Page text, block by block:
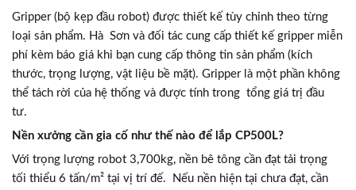
Gripper (bộ kẹp đầu robot) được thiết kế tùy chỉnh theo từng
loại sản phẩm. Hà Sơn và đối tác cung cấp thiết kế gripper miễn
phí kèm báo giá khi bạn cung cấp thông tin sản phẩm (kích
thước, trọng lượng, vật liệu bề mặt). Gripper là một phần không
thể tách rời của hệ thống và được tính trong tổng giá trị đầu
tư.
Nền xưởng cần gia cố như thế nào để lắp CP500L?
Với trọng lượng robot 3,700kg, nền bê tông cần đạt tải trọng
tối thiểu 6 tấn/m² tại vị trí đế. Nếu nền hiện tại chưa đạt, cần